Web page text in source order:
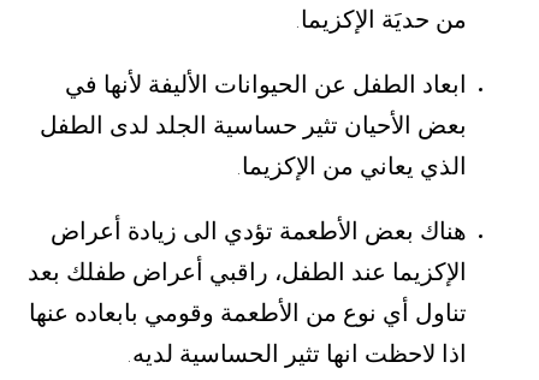
من حديَة الإكزيما.
ابعاد الطفل عن الحيوانات الأليفة لأنها في
بعض الأحيان تثير حساسية الجلد لدى الطفل
الذي يعاني من الإكزيما.
هناك بعض الأطعمة تؤدي الى زيادة أعراض
الإكزيما عند الطفل، راقبي أعراض طفلك بعد
تناول أي نوع من الأطعمة وقومي بابعاده عنها
اذا لاحظت انها تثير الحساسية لديه.